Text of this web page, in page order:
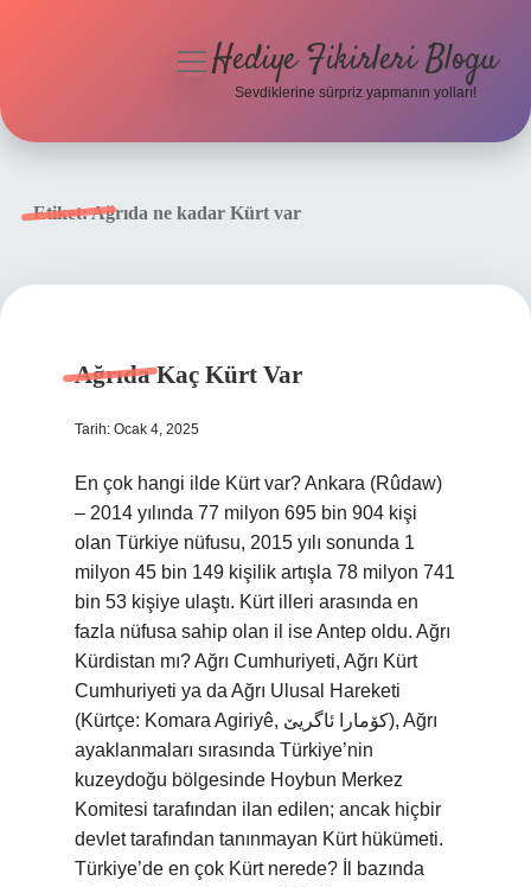
menüyüHediye Fikirleri Blogu
Sevdiklerine sürpriz yapmanın yolları!
Etiket:Ağrıda ne kadar Kürt var
Ağrıda Kaç Kürt Var
Tarih: Ocak 4, 2025
En çok hangi ilde Kürt var? Ankara (Rûdaw)
– 2014 yılında 77 milyon 695 bin 904 kişi
olan Türkiye nüfusu, 2015 yılı sonunda 1
milyon 45 bin 149 kişilik artışla 78 milyon 741
bin 53 kişiye ulaştı. Kürt illeri arasında en
fazla nüfusa sahip olan il ise Antep oldu. Ağrı
Kürdistan mı? Ağrı Cumhuriyeti, Ağrı Kürt
Cumhuriyeti ya da Ağrı Ulusal Hareketi
(Kürtçe: Komara Agiriyê, کۆمارا ئاگریێ), Ağrı
ayaklanmaları sırasında Türkiye’nin
kuzeydoğu bölgesinde Hoybun Merkez
Komitesi tarafından ilan edilen; ancak hiçbir
devlet tarafından tanınmayan Kürt hükümeti.
Türkiye’de en çok Kürt nerede? İl bazında